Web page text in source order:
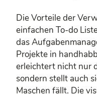
Die Vorteile der
einfachen To-do
das
Projekte in
erleichtert nicht nur
sondern stellt auch
Maschen fällt. Die